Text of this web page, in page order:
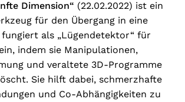
Dimension“ (22.02.2022) ist ein
für den Übergang in eine
fungiert als „Lügendetektor“ für
indem sie Manipulationen,
und veraltete 3D-Programme
Sie hilft dabei, schmerzhafte
und Co-Abhängigkeiten zu